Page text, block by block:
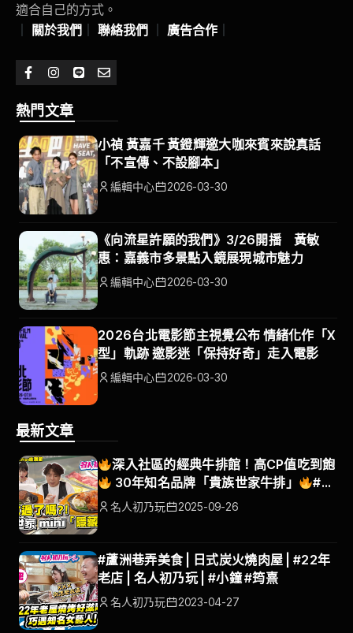
適合自己的方式。
關於我們 聯絡我們 廣告合作
熱門文章
小禎 黃嘉千 黃鐙輝邀大咖來賓來說真話
「不宣傳、不設腳本」
編輯中心 2026-03-30
《向流星許願的我們》3/26開播 黃敏
惠：嘉義市多景點入鏡展現城市魅力
編輯中心 2026-03-30
2026台北電影節主視覺公布 情緒化作「X
型」軌跡 邀影迷「保持好奇」走入電影
編輯中心 2026-03-30
最新文章
深入社區的經典牛排館！高CP值吃到飽
30年知名品牌「貴族世家牛排」
#名
人初乃玩#貴族mini#貴族世家 #梁赫群 #
名人初乃玩 2025-09-26
#蘆洲巷弄美食 | 日式炭火燒肉屋 | #22年
老店 | 名人初乃玩 | #小鐘 #筠熹
名人初乃玩 2023-04-27